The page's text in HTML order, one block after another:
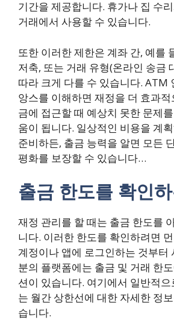
기간을 제공합니다. 휴가나 집 수
거래에서 사용할 수 있습니다.
또한 이러한 제한은 계좌 간, 예를
저축, 또는 거래 유형(온라인 송금
따라 크게 다를 수 있습니다. ATM
앙스를 이해하면 재정을 더 효과
금에 접근할 때 예상치 못한 문제
움이 됩니다. 일상적인 비용을 계
준비하든, 출금 능력을 알면 모든
평화를 보장할 수 있습니다…
출금 한도를 확인
재정 관리를 할 때는 출금 한도를
니다. 이러한 한도를 확인하려면
계정이나 앱에 로그인하는 것부터
분의 플랫폼에는 출금 및 거래 한
션이 있습니다. 여기에서 일반적
는 월간 상한선에 대한 자세한 정
습니다.